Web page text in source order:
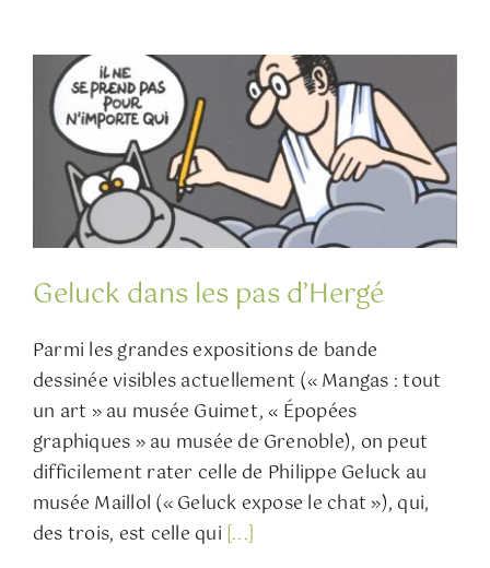
Geluck dans les pas d’Hergé
Parmi les grandes expositions de bande
dessinée visibles actuellement (« Mangas : tout
un art » au musée Guimet, « Épopées
graphiques » au musée de Grenoble), on peut
difficilement rater celle de Philippe Geluck au
musée Maillol (« Geluck expose le chat »), qui,
des trois, est celle qui [...]